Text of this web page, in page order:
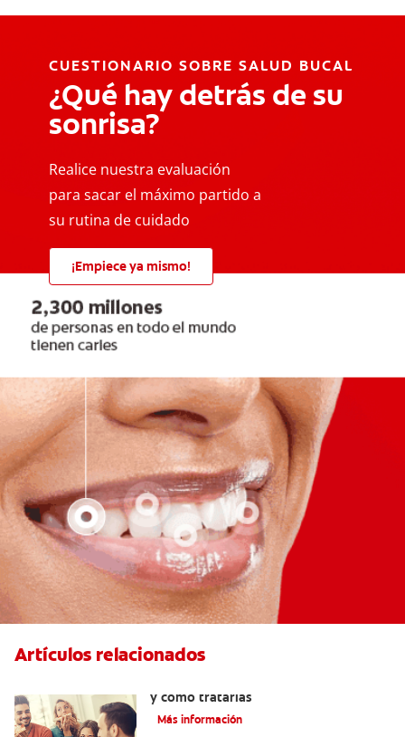
CUESTIONARIO SOBRE SALUD BUCAL
¿Qué hay detrás de su
sonrisa?
Realice nuestra evaluación
para sacar el máximo partido a
su rutina de cuidado
¡Empiece ya mismo!
Artículos relacionados
y cómo tratarlas
Más información